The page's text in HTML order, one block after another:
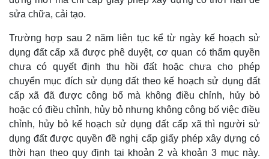
sửa chữa, cải tạo.
Trường hợp sau 2 năm liên tục kể từ ngày kế hoạch sử
dụng đất cấp xã được phê duyệt, cơ quan có thẩm quyền
chưa có quyết định thu hồi đất hoặc chưa cho phép
chuyển mục đích sử dụng đất theo kế hoạch sử dụng đất
cấp xã đã được công bố mà không điều chỉnh, hủy bỏ
hoặc có điều chỉnh, hủy bỏ nhưng không công bố việc điều
chỉnh, hủy bỏ kế hoạch sử dụng đất cấp xã thì người sử
dụng đất được quyền đề nghị cấp giấy phép xây dựng có
thời hạn theo quy định tại khoản 2 và khoản 3 mục này.